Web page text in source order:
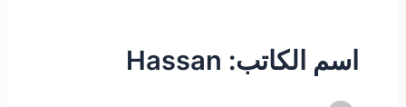
اسم الكاتب: Hassan